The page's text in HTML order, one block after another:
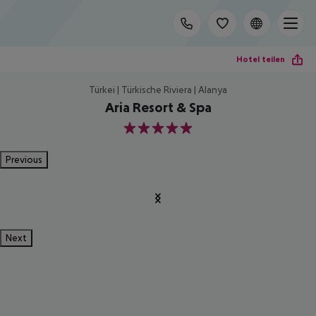
Hotel teilen
Türkei | Türkische Riviera | Alanya
Aria Resort & Spa
5
Previous
Next